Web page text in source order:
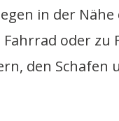
in der
oder zu
den Schafen